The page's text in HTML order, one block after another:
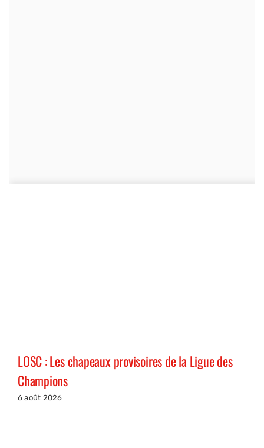
LOSC : Les chapeaux provisoires de la Ligue des
Champions
6 août 2026